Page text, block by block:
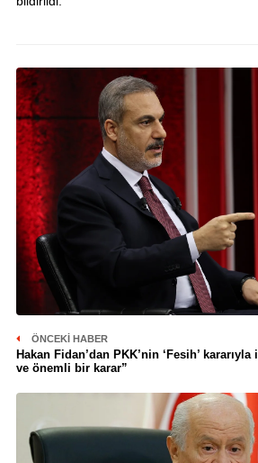
ÖNCEKI HABER
Hakan Fidan’dan PKK’nin ‘Fesih’
ve önemli bir karar”